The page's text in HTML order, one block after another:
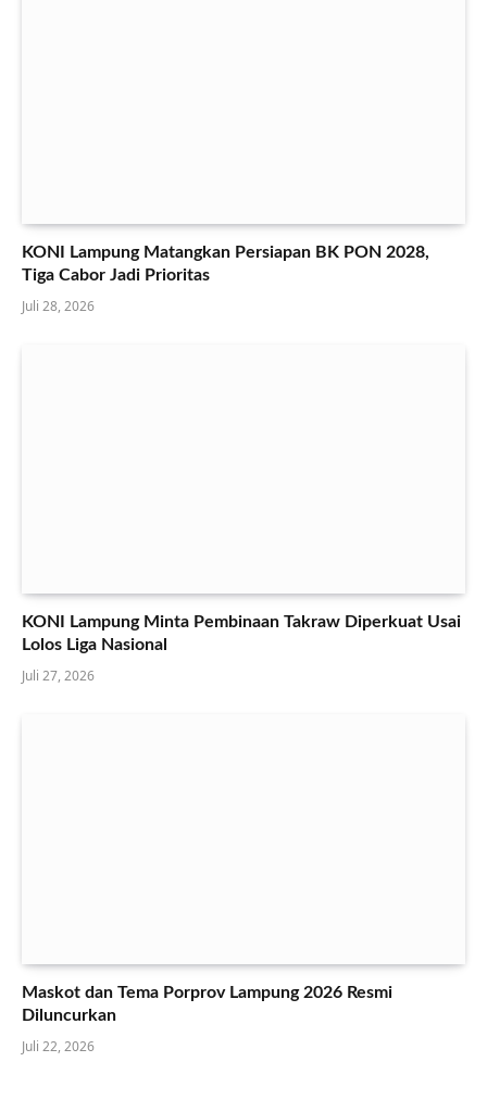
KONI Lampung Matangkan Persiapan BK PON 2028,
Tiga Cabor Jadi Prioritas
Juli 28, 2026
KONI Lampung Minta Pembinaan Takraw Diperkuat Usai
Lolos Liga Nasional
Juli 27, 2026
Maskot dan Tema Porprov Lampung 2026 Resmi
Diluncurkan
Juli 22, 2026